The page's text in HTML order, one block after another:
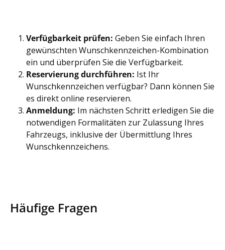
Verfügbarkeit prüfen: Geben Sie einfach Ihren
gewünschten Wunschkennzeichen-Kombination
ein und überprüfen Sie die Verfügbarkeit.
Reservierung durchführen: Ist Ihr
Wunschkennzeichen verfügbar? Dann können Sie
es direkt online reservieren.
Anmeldung: Im nächsten Schritt erledigen Sie die
notwendigen Formalitäten zur Zulassung Ihres
Fahrzeugs, inklusive der Übermittlung Ihres
Wunschkennzeichens.
Häufige Fragen